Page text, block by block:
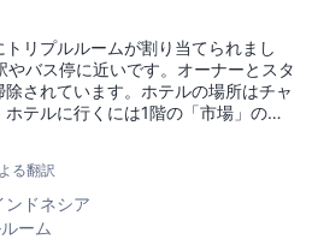
リプルルームが割り当てられまし
バス停に近いです。オーナーとスタ
されています。ホテルの場所はチャ
テルに行くには1階の「市場」のよ
せんが、全体的には良かったです。
る翻訳
ンドネシア
ーム